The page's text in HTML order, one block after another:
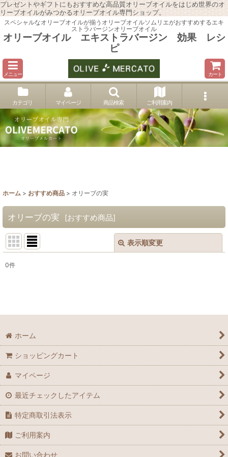
プレゼントやギフトにもおすすめな高品質オリーブオイルをはじめ世界のオ
リーブオイルがみつかるオリーブオイル専門ショップ。
スペシャルなオリーブオイルが揃うオリーブオイルソムリエがおすすめするエキ
ストラバージンオリーブオイル
オリーブオイル エキストラバージン 効果 レシ
ピ
メニュー カート
カテゴリ マイページ 商品検索 ご利用案内
ホーム > おすすめ商品 > オリーブの実
オリーブの実 [おすすめ商品]
表示順変更
0件
ホーム
ショッピングカート
マイページ
最近チェックしたアイテム
特定商取引法表示
ご利用案内
お問い合わせ